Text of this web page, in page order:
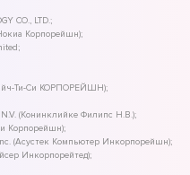
CO., LTD.;
Корпорейшн);
(Эйч-Ти-Си КОРПОРЕЙШН);
(Конинклийке Филипс Н.В.);
Корпорейшн);
(Асустек Компьютер Инкорпорейшн);
Инкорпорейтед);